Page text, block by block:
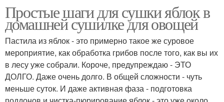
Простые шаги для сушки яблок в
домашней сушилке для овощей
Пастила из яблок - это примерно такое же суровое
мероприятие, как обработка грибов после того, как вы их
в лесу уже собрали. Короче, предупреждаю - ЭТО
ДОЛГО. Даже очень долго. В общей сложности - чуть
меньше суток. И даже активная фаза - подготовка